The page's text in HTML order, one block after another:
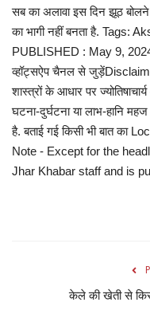
सब का अलावा इस दिन झूठ बोलने
का भागी नहीं बनता है. Tags:
PUBLISHED : May 9,
व्हॉट्सऐप चैनल से
शास्त्रों के आधार पर
घटना-दुर्घटना या लाभ-हानि महज
है. बताई गई किसी भी बात का
Note - Except for the
Jhar Khabar staff and is
केले की खेती से